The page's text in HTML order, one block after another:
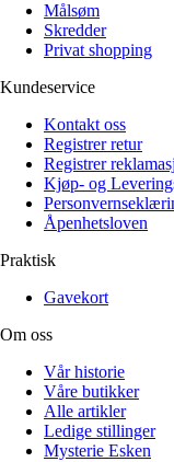
Målsøm
Skredder
Privat shopping
Kundeservice
Kontakt oss
Registrer retur
Registrer
Kjøp- og
Åpenhetsloven
Praktisk
Gavekort
Om oss
Vår historie
Våre butikker
Alle artikler
Ledige stillinger
Mysterie Esken